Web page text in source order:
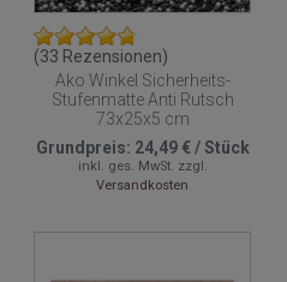
(33 Rezensionen)
Ako Winkel Sicherheits-
Stufenmatte Anti Rutsch
73x25x5 cm
Grundpreis: 24,49 €/Stück
inkl. ges. MwSt. zzgl.
Versandkosten